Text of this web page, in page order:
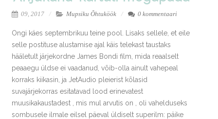
09, 2017 Mupsiku Õhtuköök 0 kommentaari
Ongi käes septembrikuu teine pool. Lisaks sellele, et eile
selle postituse alustamise ajal käis telekast taustaks
hääletult järjekordne James Bondi film, mida reaalselt
peaaegu üldse ei vaadanud, võib-olla ainult vahepeal
korraks kiikasin, ja JetAudio pleierist kõlasid
suvajärjekorras esitatavad lood erinevatest
muusikakaustadest , mis mul arvutis on , oli vahelduseks
sombusele ilmale eilsel päeval üldiselt superilm: päike